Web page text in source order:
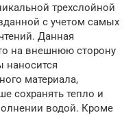
трехслойной
с учетом самых
Данная
на внешнюю сторону
наносится
материала,
сохранять тепло и
водой. Кроме